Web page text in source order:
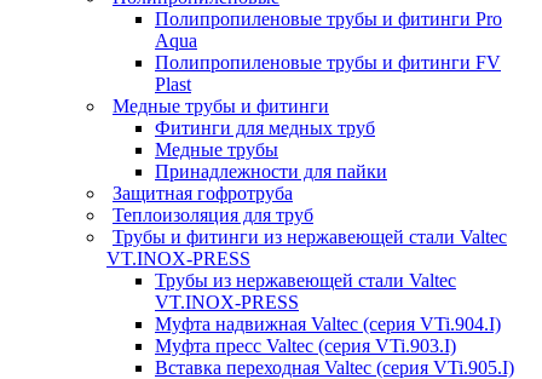
Полипропиленовые трубы и фитинги Pro
Aqua
Полипропиленовые трубы и фитинги FV
Plast
Медные трубы и фитинги
Фитинги для медных труб
Медные трубы
Принадлежности для пайки
Защитная гофротруба
Теплоизоляция для труб
Трубы и фитинги из нержавеющей стали Valtec
VT.INOX-PRESS
Трубы из нержавеющей стали Valtec
VT.INOX-PRESS
Муфта надвижная Valtec (серия VTi.904.I)
Муфта пресс Valtec (серия VTi.903.I)
Вставка переходная Valtec (серия VTi.905.I)